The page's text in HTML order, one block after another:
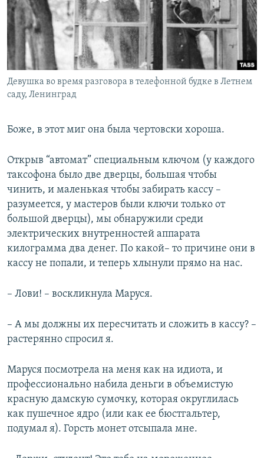
Девушка во время разговора в телефонной будке в Летнем
саду, Ленинград
Боже, в этот миг она была чертовски хороша.
Открыв “автомат” специальным ключом (у каждого
таксофона было две дверцы, большая чтобы
чинить, и маленькая чтобы забирать кассу –
разумеется, у мастеров были ключи только от
большой дверцы), мы обнаружили среди
электрических внутренностей аппарата
килограмма два денег. По какой– то причине они в
кассу не попали, и теперь хлынули прямо на нас.
– Лови! – воскликнула Маруся.
– А мы должны их пересчитать и сложить в кассу? –
растерянно спросил я.
Маруся посмотрела на меня как на идиота, и
профессионально набила деньги в объемистую
красную дамскую сумочку, которая округлилась
как пушечное ядро (или как ее бюстгальтер,
подумал я). Горсть монет отсыпала мне.